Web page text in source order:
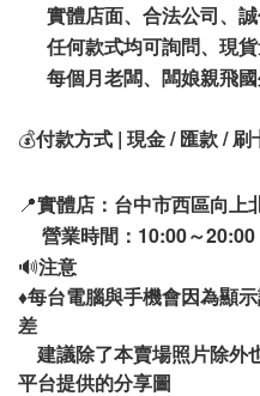
實體店面、合法公司、
任何款式均可詢問、現
每個月老闆、闆娘親飛
💰付款方式 | 現金 / 匯款 / 刷
📍實體店：台中市西區向上
營業時間：10:00～20:00
🔊注意
♦️每台電腦與手機會因為顯
差
建議除了本賣場照片除外
平台提供的分享圖